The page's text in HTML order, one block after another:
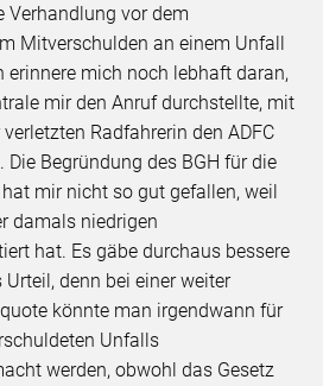
Verhandlung vor dem
Mitverschulden an einem Unfall
erinnere mich noch lebhaft daran,
mir den Anruf durchstellte, mit
Radfahrerin den ADFC
Begründung des BGH für die
mir nicht so gut gefallen, weil
damals niedrigen
hat. Es gäbe durchaus bessere
denn bei einer weiter
könnte man irgendwann für
Unfalls
werden, obwohl das Gesetz